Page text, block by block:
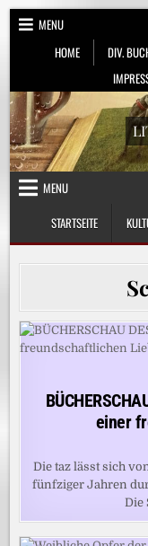
Skip
MENU
HOME
DIV.
MENU
STARTSEITE
einer
Die taz lässt sich
fünfziger Jahren
Die